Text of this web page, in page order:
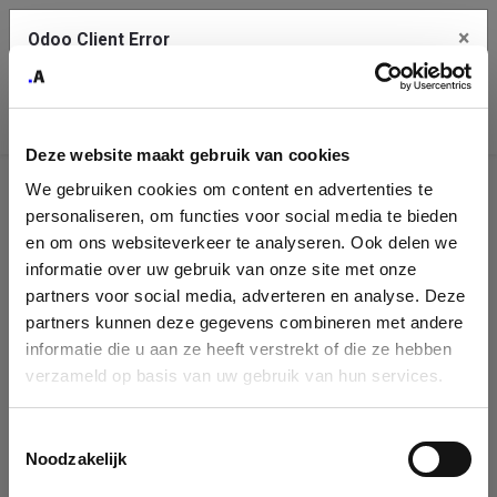
Deze website maakt gebruik van cookies
We gebruiken cookies om content en advertenties te
personaliseren, om functies voor social media te bieden
en om ons websiteverkeer te analyseren. Ook delen we
informatie over uw gebruik van onze site met onze
partners voor social media, adverteren en analyse. Deze
partners kunnen deze gegevens combineren met andere
informatie die u aan ze heeft verstrekt of die ze hebben
verzameld op basis van uw gebruik van hun services.
Noodzakelijk
Company
Identification
Please fill in your company details
You can search a company in our database by name, VAT or
enterprise ID. When a company is selected it will auto-complete the
form. If you don't find your company in our database, you can create
Odoo Client Error ×
service.
See details
Ok